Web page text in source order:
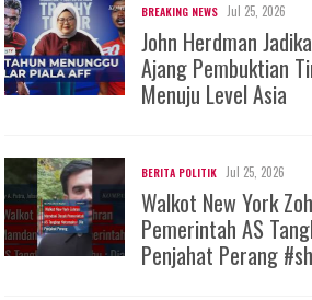
BREAKING NEWS Jul 25, 2026
John Herdman
Ajang Pembuktian
Menuju Level Asia
BERITA POLITIK Jul 25, 2026
Walkot New York
Pemerintah AS
Penjahat Perang